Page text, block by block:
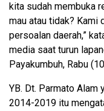
kita sudah membuka
mau atau tidak? Kami
persoalan daerah,”
media saat turun
Payakumbuh, Rabu
YB. Dt. Parmato Alam
2014-2019 itu